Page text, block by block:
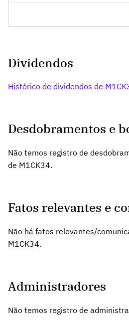
Dividendos
Histórico de dividendos de
Desdobramentos e
Não temos registro de
de M1CK34.
Fatos relevantes e
Não há fatos relevantes/
M1CK34.
Administradores
Não temos registro de